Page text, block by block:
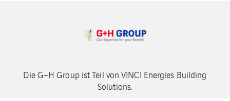
Die G+H Group ist Teil von VINCI Energies Building
Solutions.